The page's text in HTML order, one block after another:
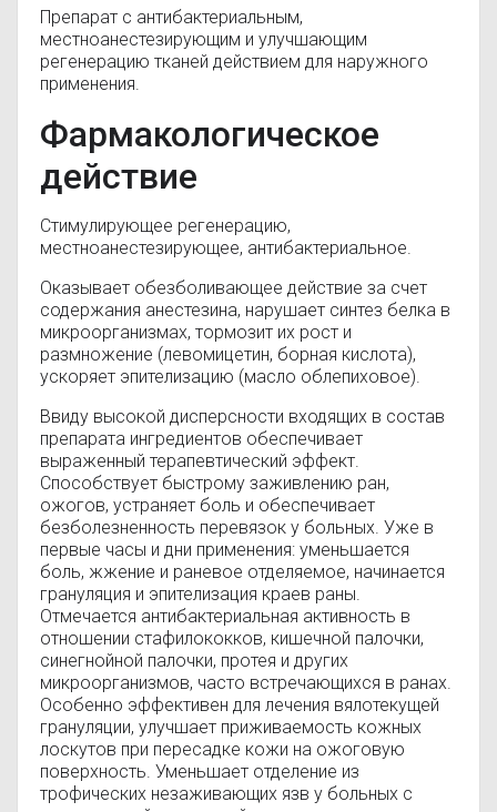
Препарат с антибактериальным,
местноанестезирующим и улучшающим
регенерацию тканей действием для наружного
применения.
Фармакологическое
действие
Стимулирующее регенерацию,
местноанестезирующее, антибактериальное.
Оказывает обезболивающее действие за счет
содержания анестезина, нарушает синтез белка в
микроорганизмах, тормозит их рост и
размножение (левомицетин, борная кислота),
ускоряет эпителизацию (масло облепиховое).
Ввиду высокой дисперсности входящих в состав
препарата ингредиентов обеспечивает
выраженный терапевтический эффект.
Способствует быстрому заживлению ран,
ожогов, устраняет боль и обеспечивает
безболезненность перевязок у больных. Уже в
первые часы и дни применения: уменьшается
боль, жжение и раневое отделяемое, начинается
грануляция и эпителизация краев раны.
Отмечается антибактериальная активность в
отношении стафилококков, кишечной палочки,
синегнойной палочки, протея и других
микроорганизмов, часто встречающихся в ранах.
Особенно эффективен для лечения вялотекущей
грануляции, улучшает приживаемость кожных
лоскутов при пересадке кожи на ожоговую
поверхность. Уменьшает отделение из
трофических незаживающих язв у больных с